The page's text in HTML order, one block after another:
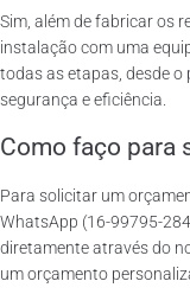
Sim, além de fabricar os
instalação com uma
todas as etapas, desde
segurança e eficiência.
Como faço para
Para solicitar um
WhatsApp (16-99795-
diretamente através do
um orçamento